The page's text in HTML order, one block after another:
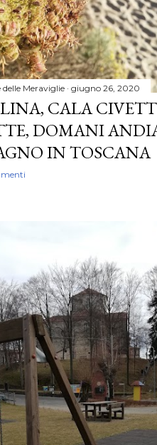
delle Meraviglie giugno 26, 2020
CALA
DOMANI
IN TOSCANA